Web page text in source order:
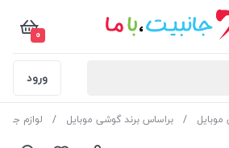
0
ورود
موبایل براساس برند گوشی موبایل لوازم